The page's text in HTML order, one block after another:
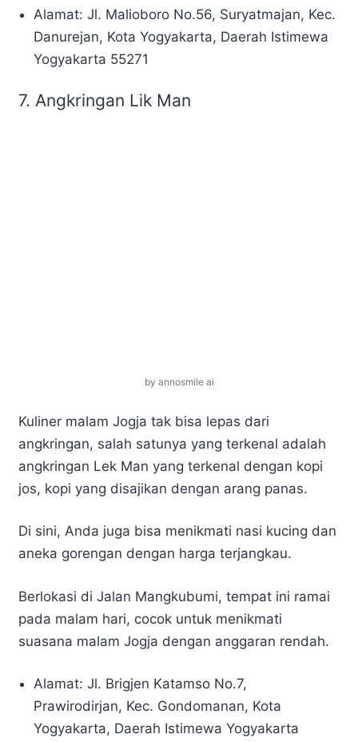
Alamat: Jl. Malioboro No.56, Suryatmajan, Kec.
Danurejan, Kota Yogyakarta, Daerah Istimewa
Yogyakarta 55271
7. Angkringan Lik Man
by annosmile ai
Kuliner malam Jogja tak bisa lepas dari
angkringan, salah satunya yang terkenal adalah
angkringan Lek Man yang terkenal dengan kopi
jos, kopi yang disajikan dengan arang panas.
Di sini, Anda juga bisa menikmati nasi kucing dan
aneka gorengan dengan harga terjangkau.
Berlokasi di Jalan Mangkubumi, tempat ini ramai
pada malam hari, cocok untuk menikmati
suasana malam Jogja dengan anggaran rendah.
Alamat: Jl. Brigjen Katamso No.7,
Prawirodirjan, Kec. Gondomanan, Kota
Yogyakarta, Daerah Istimewa Yogyakarta